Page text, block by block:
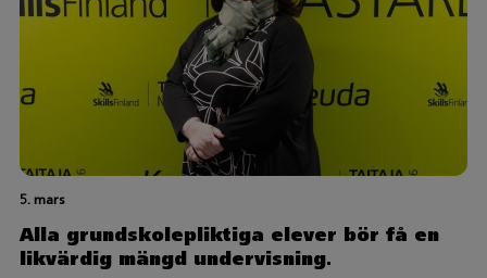
5. mars
Alla grundskolepliktiga elever bör få en
likvärdig mängd undervisning.